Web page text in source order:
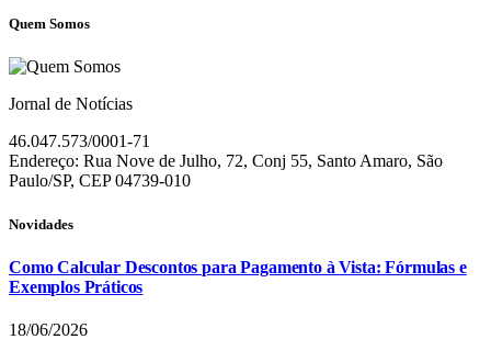
Quem Somos
Jornal de Notícias
46.047.573/0001-71
Endereço: Rua Nove de Julho, 72, Conj 55, Santo Amaro, São
Paulo/SP, CEP 04739-010
Novidades
Como Calcular Descontos para Pagamento à Vista: Fórmulas e
Exemplos Práticos
18/06/2026